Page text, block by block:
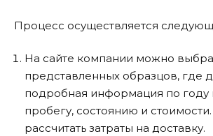
Процесс осуществляется
На сайте компании можно
представленных образцов, где
подробная информация по году
пробегу, состоянию и
рассчитать затраты на доставку.